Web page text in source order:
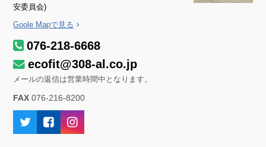
安委員会)
Goole Mapで見る
076-218-6668
ecofit@308-al.co.jp
メールの返信は営業時間中となります。
FAX 076-216-8200